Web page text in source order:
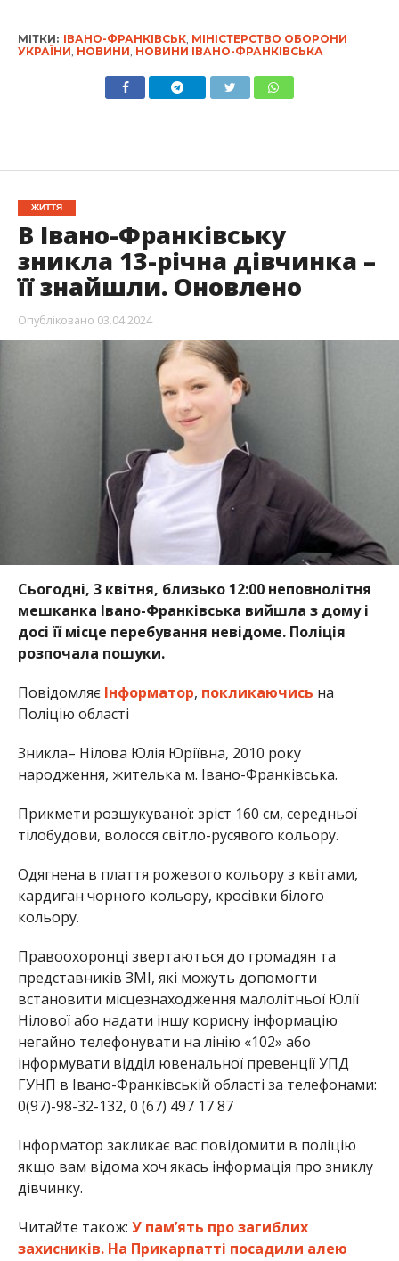
МІТКИ: ІВАНО-ФРАНКІВСЬК, МІНІСТЕРСТВО ОБОРОНИ
УКРАЇНИ, НОВИНИ, НОВИНИ ІВАНО-ФРАНКІВСЬКА
ЖИТТЯ
В Івано-Франківську
зникла 13-річна дівчинка –
її знайшли. Оновлено
Опубліковано 03.04.2024
Сьогодні, 3 квітня, близько 12:00 неповнолітня
мешканка Івано-Франківська вийшла з дому і
досі її місце перебування невідоме. Поліція
розпочала пошуки.
Повідомляє Інформатор, покликаючись на
Поліцію області
Зникла– Нілова Юлія Юріївна, 2010 року
народження, жителька м. Івано-Франківська.
Прикмети розшукуваної: зріст 160 см, середньої
тілобудови, волосся світло-русявого кольору.
Одягнена в плаття рожевого кольору з квітами,
кардиган чорного кольору, кросівки білого
кольору.
Правоохоронці звертаються до громадян та
представників ЗМІ, які можуть допомогти
встановити місцезнаходження малолітньої Юлії
Нілової або надати іншу корисну інформацію
негайно телефонувати на лінію «102» або
інформувати відділ ювенальної превенції УПД
ГУНП в Івано-Франківській області за телефонами:
0(97)-98-32-132, 0 (67) 497 17 87
Інформатор закликає вас повідомити в поліцію
якщо вам відома хоч якась інформація про зниклу
дівчинку.
Читайте також: У пам’ять про загиблих
захисників. На Прикарпатті посадили алею